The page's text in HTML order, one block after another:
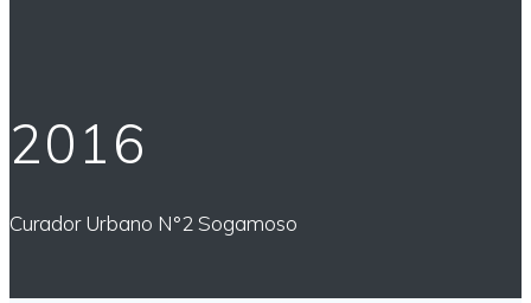
2016
Curador Urbano N°2 Sogamoso